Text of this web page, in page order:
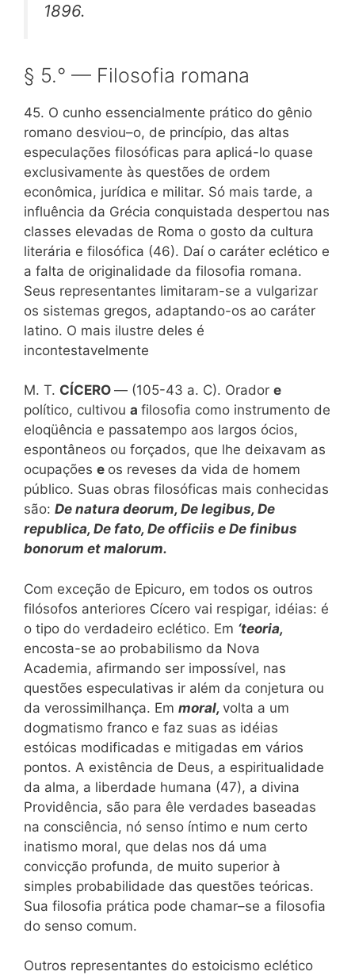
1896.
§ 5.° — Filosofia romana
45. O cunho essencialmente prático do gênio
romano desviou–o, de princípio, das altas
especulações filosóficas para aplicá-lo quase
exclusivamente às questões de ordem
econômica, jurídica e militar. Só mais tarde, a
influência da Grécia conquistada despertou nas
classes elevadas de Roma o gosto da cultura
literária e filosófica (46). Daí o caráter eclético e
a falta de originalidade da filosofia romana.
Seus representantes limitaram-se a vulgarizar
os sistemas gregos, adaptando-os ao caráter
latino. O mais ilustre deles é
incontestavelmente
M. T. CÍCERO — (105-43 a. C). Orador e
político, cultivou a filosofia como instrumento de
eloqüência e passatempo aos largos ócios,
espontâneos ou forçados, que lhe deixavam as
ocupações e os reveses da vida de homem
público. Suas obras filosóficas mais conhecidas
são: De natura deorum, De legibus, De
republica, De fato, De officiis e De finibus
bonorum et malorum.
Com exceção de Epicuro, em todos os outros
filósofos anteriores Cícero vai respigar, idéias: é
o tipo do verdadeiro eclético. Em ‘teoria,
encosta-se ao probabilismo da Nova
Academia, afirmando ser impossível, nas
questões especulativas ir além da conjetura ou
da verossimilhança. Em moral, volta a um
dogmatismo franco e faz suas as idéias
estóicas modificadas e mitigadas em vários
pontos. A existência de Deus, a espiritualidade
da alma, a liberdade humana (47), a divina
Providência, são para êle verdades baseadas
na consciência, nó senso íntimo e num certo
inatismo moral, que delas nos dá uma
convicção profunda, de muito superior à
simples probabilidade das questões teóricas.
Sua filosofia prática pode chamar–se a filosofia
do senso comum.
Outros representantes do estoicismo eclético